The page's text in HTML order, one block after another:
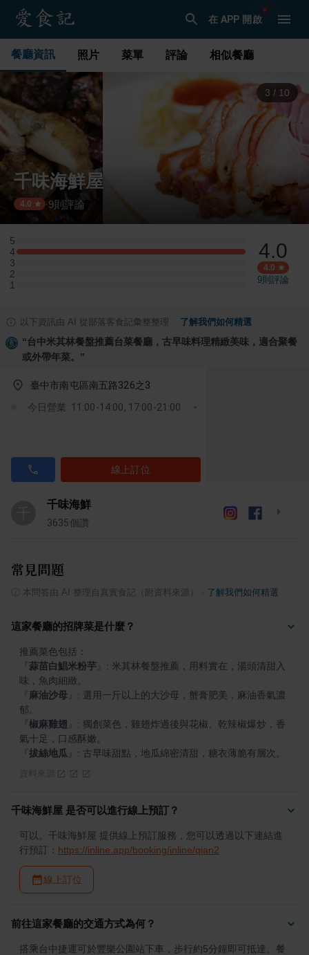
在 APP 開啟
餐廳資訊 照片 菜單 評論 相似餐廳
3 / 10
千味海鮮屋
4.0 ·9則評論
5
5 星：0 則評論
4
4 星：1 則評論
3
3 星：0 則評論
2
2 星：0 則評論
1
1 星：0 則評論
4.0
4.0
9則評論
以下資訊由 AI 從部落客食記彙整整理 了解我們如何精選
“台中米其林餐盤推薦台菜餐廳，古早味料理精緻美味，適合聚餐
或外帶年菜。 ”
臺中市南屯區南五路326之3
今日營業: 11:00-14:00, 17:00-21:00
線上訂位
千味海鮮
3635個讚
常見問題
本問答由 AI 整理自真實食記（附資料來源） 了解我們如何精選
這家餐廳的招牌菜是什麼？
蒜苗白鯧米粉芋
: 米其林餐盤推薦，用料實在，湯頭清甜入
麻油沙母
: 選用一斤以上的大沙母，蟹膏肥美，麻油香氣濃
椒麻雞翅
: 獨創菜色，雞翅炸過後與花椒、乾辣椒爆炒，香
拔絲地瓜 : 古早味甜點，地瓜綿密清甜，糖衣薄脆有層次。
千味海鮮屋 是否可以進行線上預訂？
可以。千味海鮮屋 提供線上預訂服務，您可以透過以下連結進
行預訂： https://inline.app/booking/inline/qian2
線上訂位
前往這家餐廳的交通方式為何？
搭乘台中捷運可於豐樂公園站下車，步行約5分鐘即可抵達。餐